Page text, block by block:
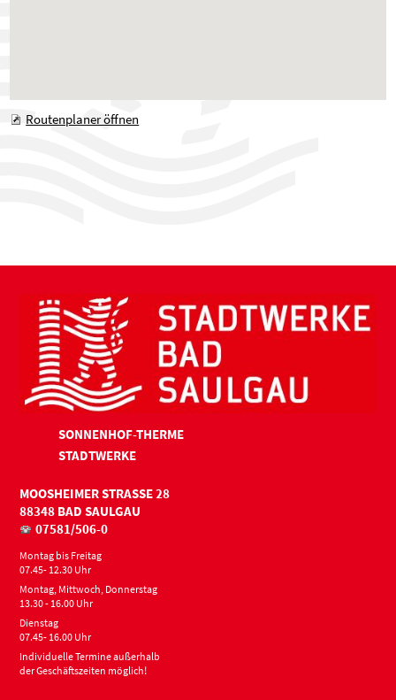
Routenplaner öffnen
SONNENHOF-THERME
STADTWERKE
MOOSHEIMER STRASSE 28
88348 BAD SAULGAU
07581/506-0
Montag bis Freitag
07.45- 12.30 Uhr
Montag, Mittwoch, Donnerstag
13.30 - 16.00 Uhr
Dienstag
07.45- 16.00 Uhr
Individuelle Termine außerhalb
der Geschäftszeiten möglich!